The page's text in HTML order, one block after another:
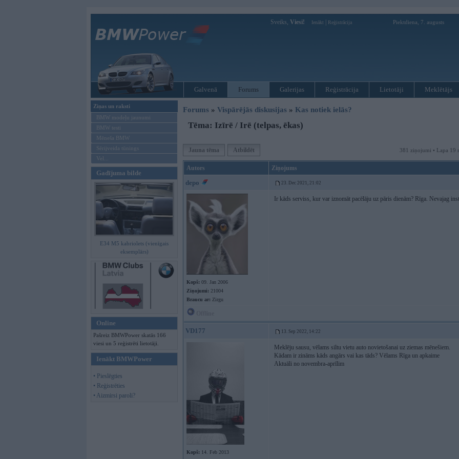
Sveiks, Viesi! Ienākt Reģistrācija Piektdiena, 7. augusts
Galvenā Forums Galerijas Reģistrācija Lietotāji Meklētājs
Ziņas un raksti
BMW modeļu jaunumi
BMW testi
Mēneša BMW
Sērijveida tūnings
Vel...
Gadījuma bilde
E34 M5 kabriolets (vienīgais
eksemplārs)
Online
Pašreiz BMWPower skatās 166
viesi un 5 reģistrēti lietotāji.
Ienākt BMWPower
• Pieslēgties
• Reģistrēties
• Aizmirsi paroli?
Forums » Vispārējās diskusijas » Kas notiek ielās?
Tēma: Izīrē / Irē (telpas, ēkas)
Jauna tēma Atbildēt 381 ziņojumi • Lapa 19
Autors Ziņojums
depo 23. Dec 2021, 21:02
Kopš: 09. Jan 2006
Ziņojumi: 21004
Braucu ar: Zirgu
Ir kāds serviss, kur var iznomāt pacēlāju uz pāris dienām? Rīga. Nevajag
VD177 13. Sep 2022, 14:22
Kopš: 14. Feb 2013
Meklēju sausu, vēlams siltu vietu auto novietošanai uz ziemas mēnešiem.
Kādam ir zināms kāds angārs vai kas tāds? Vēlams Rīga un apkaime
Aktuāli no novembra-aprīlim